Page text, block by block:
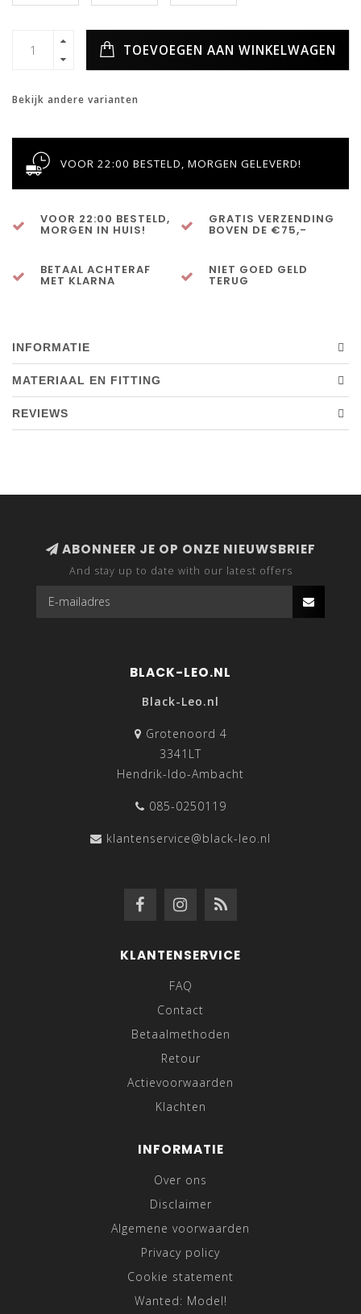
TOEVOEGEN AAN WINKELWAGEN
Bekijk andere varianten
VOOR 22:00 BESTELD, MORGEN GELEVERD!
VOOR 22:00 BESTELD,
MORGEN IN HUIS!
GRATIS VERZENDING
BOVEN DE €75,-
BETAAL ACHTERAF
MET KLARNA
NIET GOED GELD
TERUG
INFORMATIE
MATERIAAL EN FITTING
REVIEWS
ABONNEER JE OP ONZE NIEUWSBRIEF
And stay up to date with our latest offers
BLACK-LEO.NL
Black-Leo.nl
Grotenoord 4
3341LT
Hendrik-Ido-Ambacht
085-0250119
klantenservice@black-leo.nl
KLANTENSERVICE
FAQ
Contact
Betaalmethoden
Retour
Actievoorwaarden
Klachten
INFORMATIE
Over ons
Disclaimer
Algemene voorwaarden
Privacy policy
Cookie statement
Wanted: Model!